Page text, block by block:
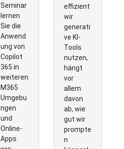
Seminar
lernen
Sie die
Anwend
ung von
Copilot
365 in
weiteren
M365
Umgebu
ngen
und
Online-
Apps
effizient
wir
generati
ve KI-
Tools
nutzen,
hängt
vor
allem
davon
ab, wie
gut wir
prompte
n